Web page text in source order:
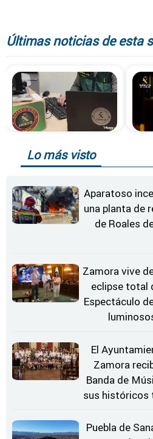
Últimas noticias de esta
Lo más visto
Aparatoso
una planta de
de Roales
Zamora vive
eclipse total
Espectáculo
El
Zamora
Banda de
sus históricos
Puebla de